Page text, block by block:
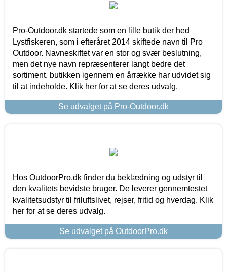
Pro-Outdoor.dk startede som en lille butik der hed
Lystfiskeren, som i efteråret 2014 skiftede navn til Pro
Outdoor. Navneskiftet var en stor og svær beslutning,
men det nye navn repræsenterer langt bedre det
sortiment, butikken igennem en årrække har udvidet sig
til at indeholde. Klik her for at se deres udvalg.
Se udvalget på Pro-Outdoor.dk
Hos OutdoorPro.dk finder du beklædning og udstyr til
den kvalitets bevidste bruger. De leverer gennemtestet
kvalitetsudstyr til friluftslivet, rejser, fritid og hverdag. Klik
her for at se deres udvalg.
Se udvalget på OutdoorPro.dk